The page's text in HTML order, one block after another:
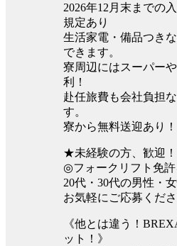
2026年12月末まで
規定あり
生活家電・備品つき
できます。
寮周辺にはスーパー
利！
赴任旅費も会社負担
す。
寮から無料送迎あり！
★未経験の方、歓迎！
◎フォークリフト免
20代・30代の男性・
お気軽にご応募くださ
《他とは違う！
ット！》